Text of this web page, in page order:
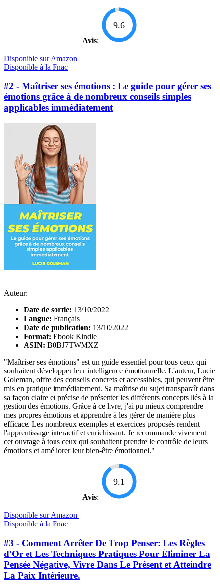
Avis:
9.6
Disponible sur Amazon |
Disponible à la Fnac
#2 - Maîtriser ses émotions : Le guide pour gérer ses
émotions grâce à de nombreux conseils simples
applicables immédiatement
Auteur:
Date de sortie: 13/10/2022
Langue: Français
Date de publication: 13/10/2022
Format: Ebook Kindle
ASIN: B0BJ7TWMXZ
"Maîtriser ses émotions" est un guide essentiel pour tous ceux qui
souhaitent développer leur intelligence émotionnelle. L'auteur, Lucie
Goleman, offre des conseils concrets et accessibles, qui peuvent être
mis en pratique immédiatement. Sa maîtrise du sujet transparaît dans
sa façon claire et précise de présenter les différents concepts liés à la
gestion des émotions. Grâce à ce livre, j'ai pu mieux comprendre
mes propres émotions et apprendre à les gérer de manière plus
efficace. Les nombreux exemples et exercices proposés rendent
l'apprentissage interactif et enrichissant. Je recommande vivement
cet ouvrage à tous ceux qui souhaitent prendre le contrôle de leurs
émotions et améliorer leur bien-être émotionnel."
Avis:
9.1
Disponible sur Amazon |
Disponible à la Fnac
#3 - Comment Arrêter De Trop Penser: Les Règles
d'Or et Les Techniques Pratiques Pour Éliminer La
Pensée Négative, Vivre Dans Le Présent et Atteindre
La Paix Intérieure.